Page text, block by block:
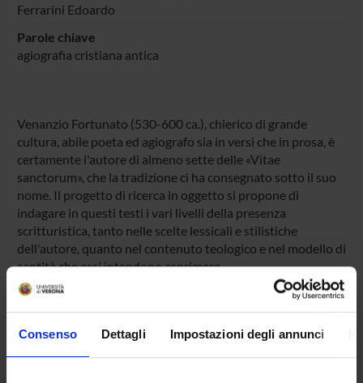
Consenso Dettagli Impostazioni degli annunci
Ferrarini Edoardo
Parole chiave
agiografia cristiana antica
Venanzio Fortunato (530-600 ca.), chierico di grande
cultura, abile poeta ed agiografo sia in versi che in prosa, è
certamente l'autore di almeno sette delle «Vitae
sanctorum», che la tradizione ci ha consegnato sotto il suo
nome. Il progetto di ricerca in oggetto si propone di
indagare in questi testi i vari livelli della presenza
scritturistica, tanto nelle scelte lessicali e stilistiche
dell'autore, quanto nel contenuto teologico e nel modello di
santità che essi intendono esprimere.
***
Importo complessivo previsto per missioni: Euro 3000